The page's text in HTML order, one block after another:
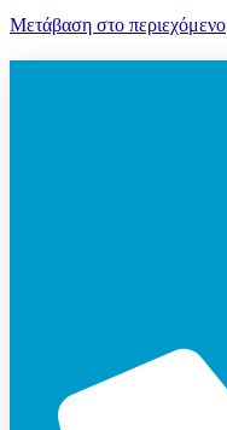
Μετάβαση στο περιεχόμενο